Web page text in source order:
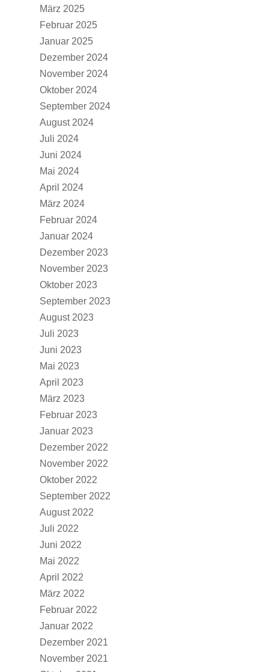
März 2025
Februar 2025
Januar 2025
Dezember 2024
November 2024
Oktober 2024
September 2024
August 2024
Juli 2024
Juni 2024
Mai 2024
April 2024
März 2024
Februar 2024
Januar 2024
Dezember 2023
November 2023
Oktober 2023
September 2023
August 2023
Juli 2023
Juni 2023
Mai 2023
April 2023
März 2023
Februar 2023
Januar 2023
Dezember 2022
November 2022
Oktober 2022
September 2022
August 2022
Juli 2022
Juni 2022
Mai 2022
April 2022
März 2022
Februar 2022
Januar 2022
Dezember 2021
November 2021